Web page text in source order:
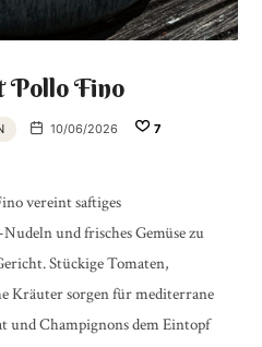
Pollo Fino
10/06/2026
7
vereint saftiges
und frisches Gemüse zu
Stückige Tomaten,
Kräuter sorgen für mediterrane
und Champignons dem Eintopf